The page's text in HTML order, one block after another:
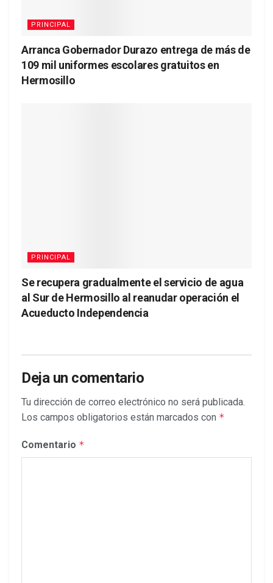
PRINCIPAL
Arranca Gobernador Durazo entrega de más de
109 mil uniformes escolares gratuitos en
Hermosillo
PRINCIPAL
Se recupera gradualmente el servicio de agua
al Sur de Hermosillo al reanudar operación el
Acueducto Independencia
Deja un comentario
Tu dirección de correo electrónico no será publicada.
Los campos obligatorios están marcados con *
Comentario *